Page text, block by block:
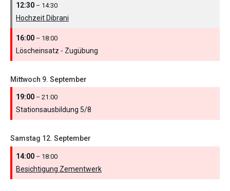
12:30 – 14:30
Hochzeit Dibrani
16:00 – 18:00
Löscheinsatz - Zugübung
Mittwoch 9. September
19:00 – 21:00
Stationsausbildung 5/8
Samstag 12. September
14:00 – 18:00
Besichtigung Zementwerk